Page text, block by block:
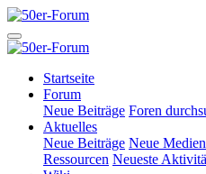
Startseite
Forum
Neue Beiträge Foren
Aktuelles
Neue Beiträge Neue Medien
Ressourcen Neueste